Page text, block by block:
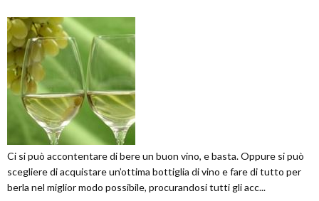
Ci si può accontentare di bere un buon vino, e basta. Oppure si può
scegliere di acquistare un’ottima bottiglia di vino e fare di tutto per
berla nel miglior modo possibile, procurandosi tutti gli acc...